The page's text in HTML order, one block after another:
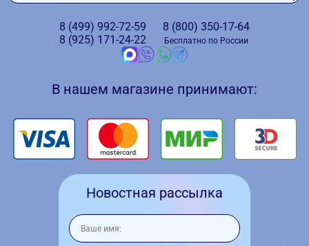
8 (499) 992-72-59
8 (925) 171-24-22
8 (800) 350-17-64
Бесплатно по России
В нашем магазине принимают:
Новостная рассылка